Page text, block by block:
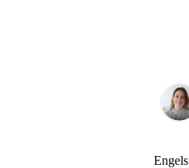
Engels